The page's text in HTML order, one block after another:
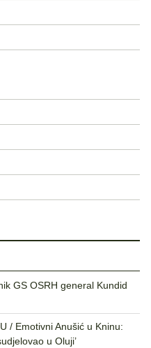
GS OSRH general Kundid
/ Emotivni Anušić u Kninu:
u Oluji’